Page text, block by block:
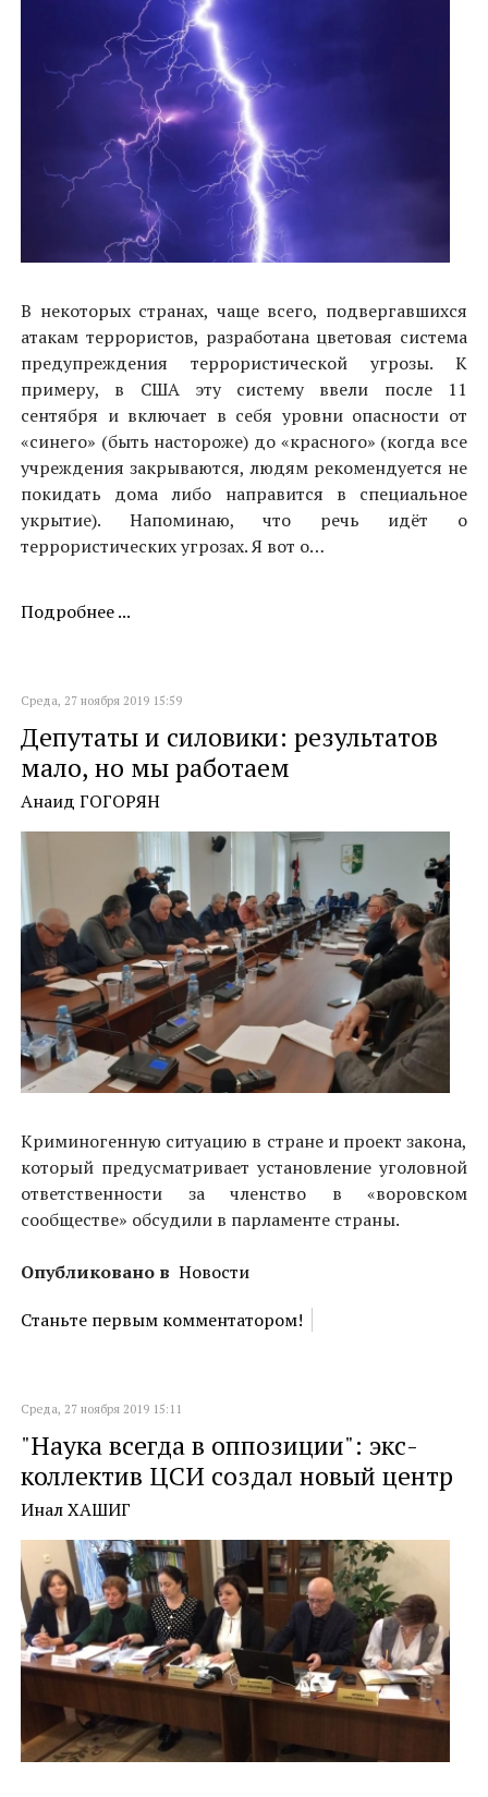
В некоторых странах, чаще всего, подвергавшихся
атакам террористов, разработана цветовая система
предупреждения террористической угрозы. К
примеру, в США эту систему ввели после 11
сентября и включает в себя уровни опасности от
«синего» (быть настороже) до «красного» (когда все
учреждения закрываются, людям рекомендуется не
покидать дома либо направится в специальное
укрытие). Напоминаю, что речь идёт о
террористических угрозах. Я вот о…
Подробнее ...
Среда, 27 ноября 2019 15:59
Депутаты и силовики: результатов
мало, но мы работаем
Анаид ГОГОРЯН
Криминогенную ситуацию в стране и проект закона,
который предусматривает установление уголовной
ответственности за членство в «воровском
сообществе» обсудили в парламенте страны.
Опубликовано в Новости
Станьте первым комментатором!
Среда, 27 ноября 2019 15:11
"Наука всегда в оппозиции": экс-
коллектив ЦСИ создал новый центр
Инал ХАШИГ